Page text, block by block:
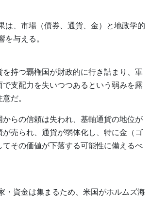
は、市場（債券、通貨、金）と地政学的
を与える。
を持つ覇権国が財政的に行き詰まり、軍
で支配力を失いつつあるという弱みを露
だ。
からの信頼は失われ、基軸通貨の地位が
が売られ、通貨が弱体化し、特に金（ゴ
てその価値が下落する可能性に備えるべ
・資金は集まるため、米国がホルムズ海